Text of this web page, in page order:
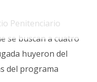
Penitenciario
se buscan a cuatro
huyeron del
del programa